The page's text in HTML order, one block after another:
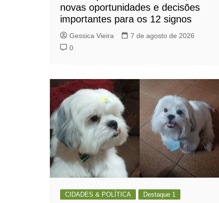
novas oportunidades e decisões
importantes para os 12 signos
Gessica Vieira
7 de agosto de 2026
0
CIDADES & POLÍTICA Destaque 1